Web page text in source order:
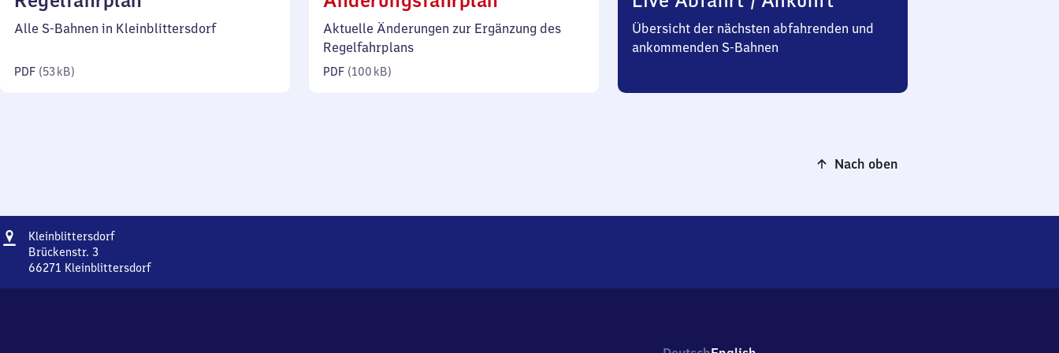
53
Alle S-Bahnen in Kleinblittersdorf
PDF (53 kB)
100
Aktuelle Änderungen zur Ergänzung des
Regelfahrplans
PDF (100 kB)
Übersicht der nächsten abfahrenden und
ankommenden S-Bahnen
Nach oben
Adresse
KleinblittersdorfKleinblittersdorf
Brückenstr. 3
66271 Kleinblittersdorf